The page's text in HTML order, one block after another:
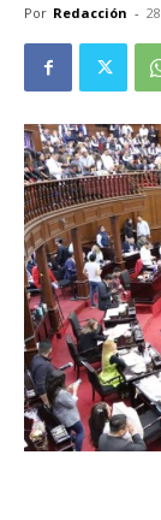
Por Redacción -